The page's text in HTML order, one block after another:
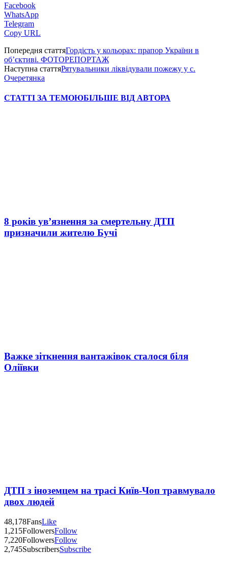
Facebook
WhatsApp
Telegram
Copy URL
Попередня статтяГордість у кольорах: прапор України в
об’єктиві. ФОТОРЕПОРТАЖ
Наступна статтяРятувальники ліквідували пожежу у с.
Очеретянка
СТАТТІ ЗА ТЕМОЮБІЛЬШЕ ВІД АВТОРА
8 років ув’язнення за смертельну ДТП
призначили жителю Бучі
Важке зіткнення вантажівок сталося біля
Оліївки
ДТП з іноземцем на трасі Київ-Чоп травмувало
двох людей
48,178FansLike
1,215FollowersFollow
7,220FollowersFollow
2,745SubscribersSubscribe